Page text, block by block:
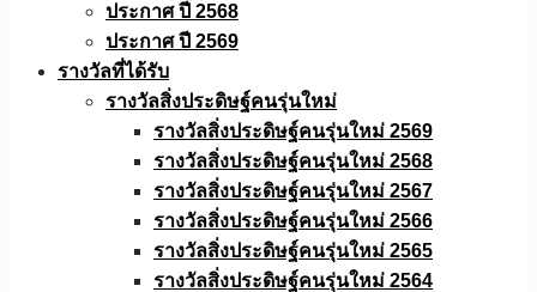
ประกาศ ปี 2568
ประกาศ ปี 2569
รางวัลที่ได้รับ
รางวัลสิ่งประดิษฐ์คนรุ่นใหม่
รางวัลสิ่งประดิษฐ์คนรุ่นใหม่ 2569
รางวัลสิ่งประดิษฐ์คนรุ่นใหม่ 2568
รางวัลสิ่งประดิษฐ์คนรุ่นใหม่ 2567
รางวัลสิ่งประดิษฐ์คนรุ่นใหม่ 2566
รางวัลสิ่งประดิษฐ์คนรุ่นใหม่ 2565
รางวัลสิ่งประดิษฐ์คนรุ่นใหม่ 2564